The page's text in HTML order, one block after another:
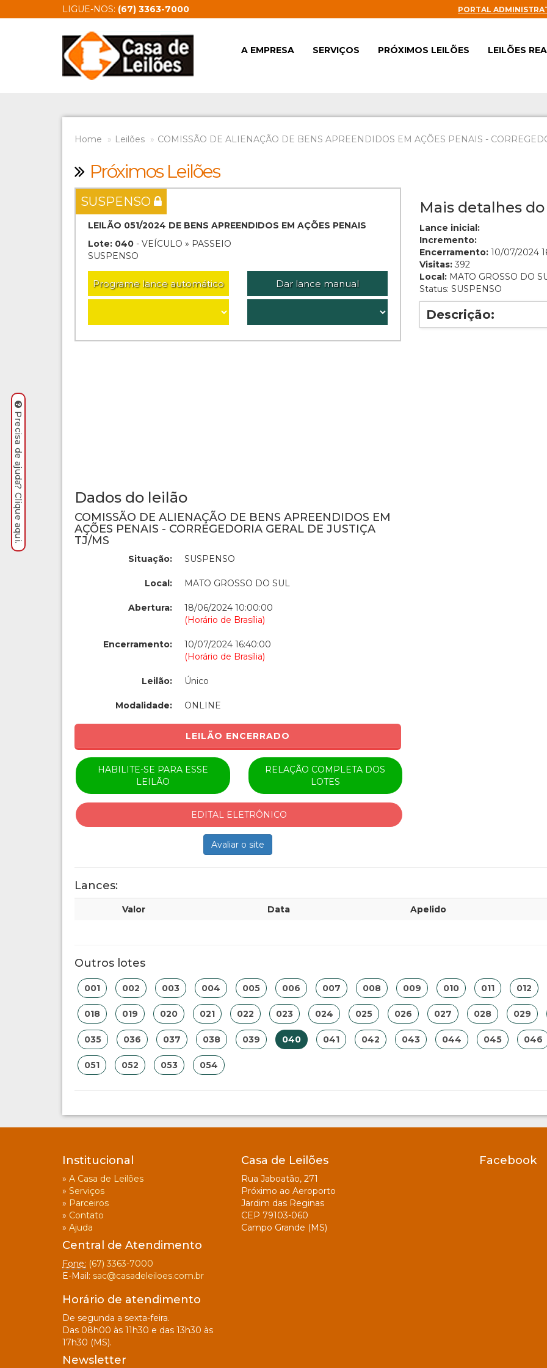
LIGUE-NOS: (67) 3363-7000 PORTAL
A EMPRESA SERVIÇOS PRÓXIMOS LEILÕES LEILÕES
Home Leilões COMISSÃO DE ALIENAÇÃO DE BENS APREENDIDOS EM AÇÕES PENAIS -
Próximos Leilões
SUSPENSO
LEILÃO 051/2024 DE BENS APREENDIDOS EM AÇÕES PENAIS
Lote: 040 - VEÍCULO » PASSEIO
SUSPENSO
Programe lance automático Dar lance manual
Mais detalhes
Lance inicial:
Incremento:
Encerramento: 10/07/2024
Visitas: 392
Local: MATO GROSSO DO
Status: SUSPENSO
Descrição:
Dados do leilão
COMISSÃO DE ALIENAÇÃO DE BENS APREENDIDOS EM
AÇÕES PENAIS - CORREGEDORIA GERAL DE JUSTIÇA
TJ/MS
Situação: SUSPENSO
Local: MATO GROSSO DO SUL
Abertura:
18/06/2024 10:00:00
(Horário de Brasília)
Encerramento:
10/07/2024 16:40:00
(Horário de Brasília)
Leilão: Único
Modalidade: ONLINE
LEILÃO ENCERRADO
HABILITE-SE PARA ESSE
LEILÃO
RELAÇÃO COMPLETA DOS
LOTES
EDITAL ELETRÔNICO
Avaliar o site
Lances:
Valor Data Apelido
Outros lotes
001 002 003 004 005 006 007 008 009 010 011 012
018 019 020 021 022 023 024 025 026 027 028 029
035 036 037 038 039 040 041 042 043 044 045 046
051 052 053 054
Institucional
» A Casa de Leilões
» Serviços
» Parceiros
» Contato
» Ajuda
Central de Atendimento
Fone: (67) 3363-7000
E-Mail: sac@casadeleiloes.com.br
Horário de atendimento
De segunda a sexta-feira.
Das 08h00 às 11h30 e das 13h30 às
17h30 (MS).
Newsletter
Casa de Leilões
Rua Jaboatão, 271
Próximo ao Aeroporto
Jardim das Reginas
CEP 79103-060
Campo Grande (MS)
Facebook
Precisa de ajuda? Clique aqui.